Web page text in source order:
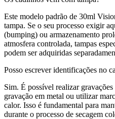
Este modelo padrão de 30ml
tampa. Se o seu processo exigir
(bumping) ou armazenamento
atmosfera controlada, tampas
podem ser adquiridas
Posso escrever identificações no
Sim. É possível realizar
gravação em metal ou utilizar
calor. Isso é fundamental para
durante o processo de secagem